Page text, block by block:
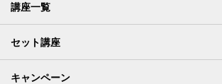
講座一覧
セット講座
キャンペーン